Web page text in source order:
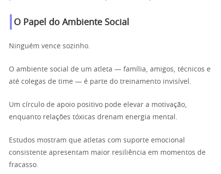
O Papel do Ambiente Social
Ninguém vence sozinho.
O ambiente social de um atleta — família, amigos, técnicos e
até colegas de time — é parte do treinamento invisível.
Um círculo de apoio positivo pode elevar a motivação,
enquanto relações tóxicas drenam energia mental.
Estudos mostram que atletas com suporte emocional
consistente apresentam maior resiliência em momentos de
fracasso.